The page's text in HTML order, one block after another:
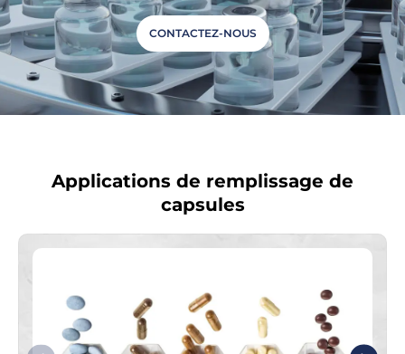
CONTACTEZ-NOUS
Applications de remplissage de
capsules